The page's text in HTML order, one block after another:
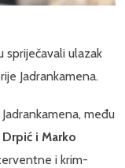
spriječavali ulazak
Jadrankamena.
među
i Marko
i krim-